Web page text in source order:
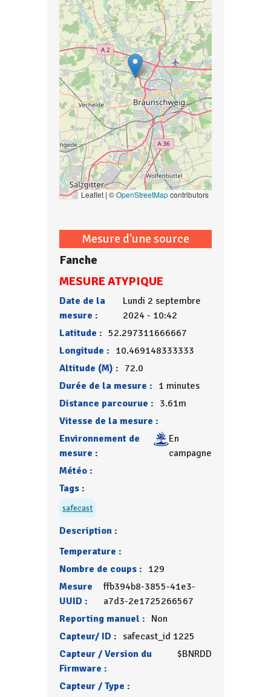
Leaflet | ©OpenStreetMapcontributors
Mesure d'une source
Fanche
MESURE ATYPIQUE
Date de la
mesure :
Lundi 2 septembre
2024 - 10:42
Latitude : 52.297311666667
Longitude : 10.469148333333
Altitude (M) : 72.0
Durée de la mesure : 1 minutes
Distance parcourue : 3.61m
Vitesse de la mesure :
Environnement de
mesure :
En
campagne
Météo :
Tags :
safecast
Description :
Temperature :
Nombre de coups : 129
Mesure
UUID :
ffb394b8-3855-41e3-
a7d3-2e1725266567
Reporting manuel : Non
Capteur/ ID : safecast_id 1225
Capteur / Version du
Firmware :
$BNRDD
Capteur / Type :